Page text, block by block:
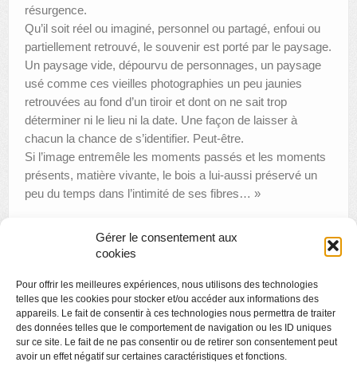
Gérer le consentement aux
cookies
Pour offrir les meilleures expériences, nous utilisons des technologies
telles que les cookies pour stocker et/ou accéder aux informations des
appareils. Le fait de consentir à ces technologies nous permettra de traiter
des données telles que le comportement de navigation ou les ID uniques
sur ce site. Le fait de ne pas consentir ou de retirer son consentement peut
avoir un effet négatif sur certaines caractéristiques et fonctions.
résurgence.
Qu’il soit réel ou imaginé, personnel ou partagé, enfoui ou
partiellement retrouvé, le souvenir est porté par le paysage.
Un paysage vide, dépourvu de personnages, un paysage
usé comme ces vieilles photographies un peu jaunies
retrouvées au fond d’un tiroir et dont on ne sait trop
déterminer ni le lieu ni la date. Une façon de laisser à
chacun la chance de s’identifier. Peut-être.
Si l’image entremêle les moments passés et les moments
présents, matière vivante, le bois a lui-aussi préservé un
peu du temps dans l’intimité de ses fibres… »
Rencontre : Les visages noirs d’hier, aujourd’hui et demain
Liège. Chefs-d’œuvre.
Copyright